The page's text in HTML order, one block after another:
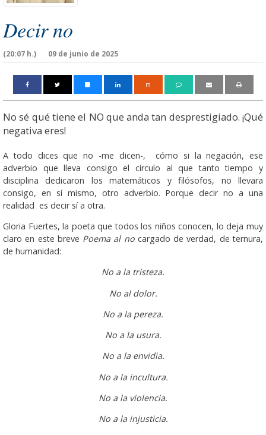
Decir no
09 de junio de 2025
(20:07 h.)
m
No sé qué tiene el NO que anda tan desprestigiado. ¡Qué
negativa eres!
A todo dices que no -me dicen-, cómo si la negación, ese
adverbio que lleva consigo el círculo al que tanto tiempo y
disciplina dedicaron los matemáticos y filósofos, no llevara
consigo, en sí mismo, otro adverbio. Porque decir no a una
realidad es decir sí a otra.
Gloria Fuertes, la poeta que todos los niños conocen, lo deja muy
claro en este breve Poema al nocargado de verdad, de ternura,
de humanidad:
No a la tristeza.
No al dolor.
No a la pereza.
No a la usura.
No a la envidia.
No a la incultura.
No a la violencia.
No a la injusticia.